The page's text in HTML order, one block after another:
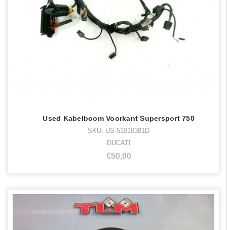
Used Kabelboom Voorkant Supersport 750
SKU: US-51010381D
DUCATI
€50,00